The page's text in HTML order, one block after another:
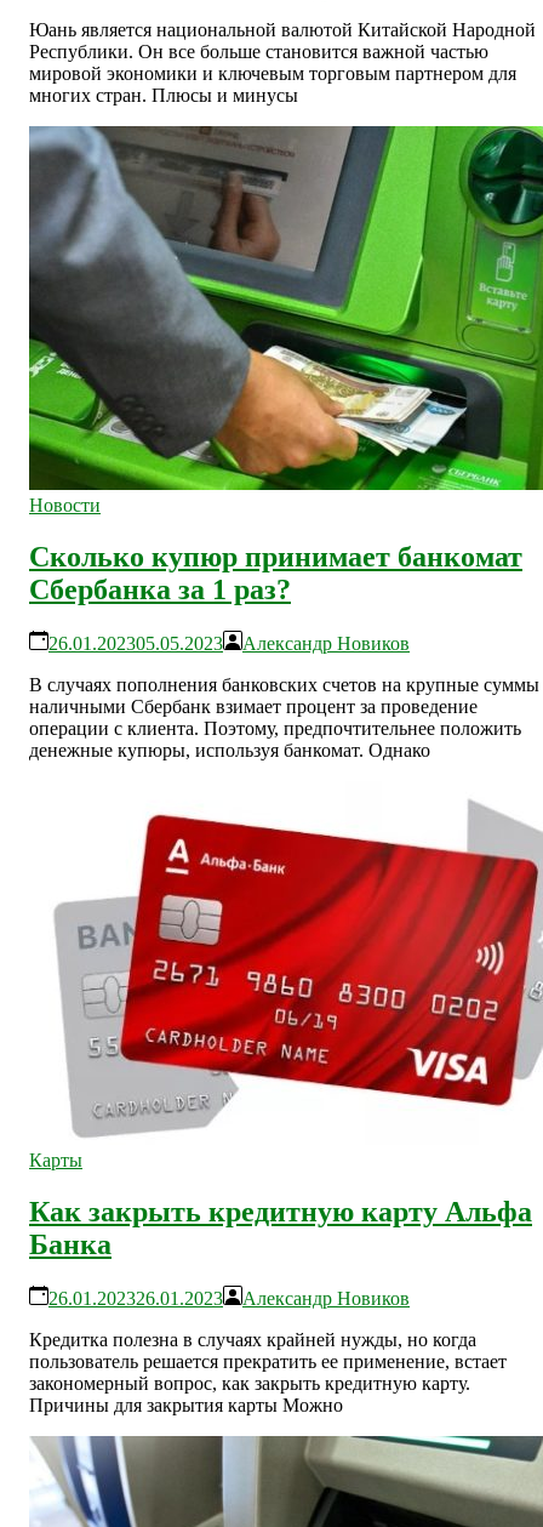
Юань является национальной валютой Китайской Народной
Республики. Он все больше становится важной частью
мировой экономики и ключевым торговым партнером для
многих стран. Плюсы и минусы
Новости
Сколько купюр принимает банкомат
Сбербанка за 1 раз?
26.01.202305.05.2023
Александр Новиков
В случаях пополнения банковских счетов на крупные суммы
наличными Сбербанк взимает процент за проведение
операции с клиента. Поэтому, предпочтительнее положить
денежные купюры, используя банкомат. Однако
Карты
Как закрыть кредитную карту Альфа
Банка
26.01.202326.01.2023
Александр Новиков
Кредитка полезна в случаях крайней нужды, но когда
пользователь решается прекратить ее применение, встает
закономерный вопрос, как закрыть кредитную карту.
Причины для закрытия карты Можно